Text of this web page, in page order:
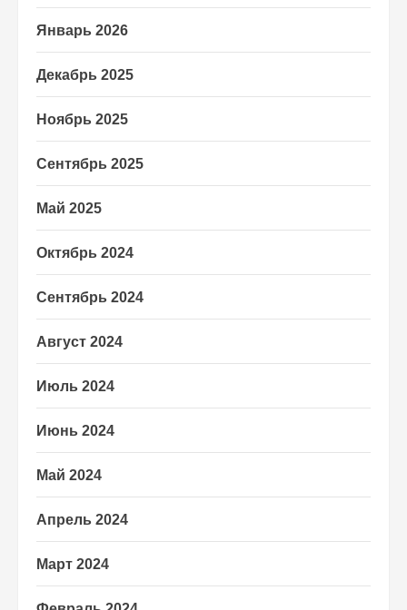
Январь 2026
Декабрь 2025
Ноябрь 2025
Сентябрь 2025
Май 2025
Октябрь 2024
Сентябрь 2024
Август 2024
Июль 2024
Июнь 2024
Май 2024
Апрель 2024
Март 2024